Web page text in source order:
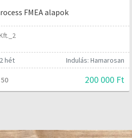
FMEA alapok
hét
Indulás: Hamarosan
200 000 Ft